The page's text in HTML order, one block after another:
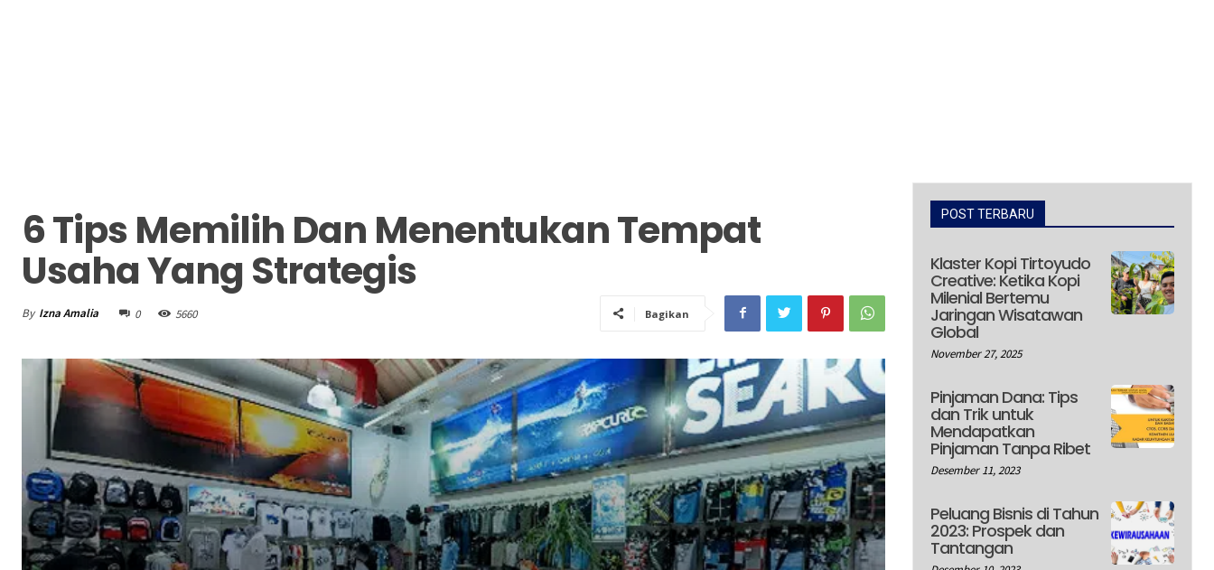
6 Tips Memilih Dan Menentukan Tempat
Usaha Yang Strategis
By Izna Amalia 0 5660 Bagikan
POST TERBARU
Klaster Kopi Tirtoyudo
Creative: Ketika Kopi
Milenial Bertemu
Jaringan Wisatawan
Global
November 27, 2025
Pinjaman Dana: Tips
dan Trik untuk
Mendapatkan
Pinjaman Tanpa Ribet
Desember 11, 2023
Peluang Bisnis di Tahun
2023: Prospek dan
Tantangan